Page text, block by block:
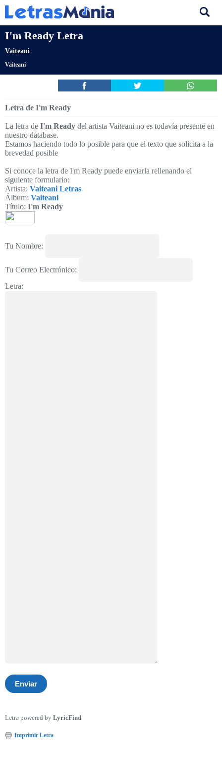
I'm Ready Letra
Vaiteani
Vaiteani
Letra de I'm Ready
La letra de I'm Ready del artista Vaiteani no es todavía presente en
nuestro database.
Estamos haciendo todo lo posible para que el texto que solicita a la
brevedad posible
Si conoce la letra de I'm Ready puede enviarla rellenando el
siguiente formulario:
Artista: Vaiteani Letras
Álbum: Vaiteani
Título: I'm Ready
Tu Nombre:
Tu Correo Electrónico:
Letra:
Letra powered by LyricFind
Imprimir Letra